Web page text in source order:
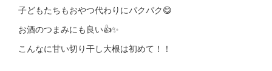
子どもたちもおやつ代わりにパクパク😋
お酒のつまみにも良い👍✨
こんなに甘い切り干し大根は初めて！！